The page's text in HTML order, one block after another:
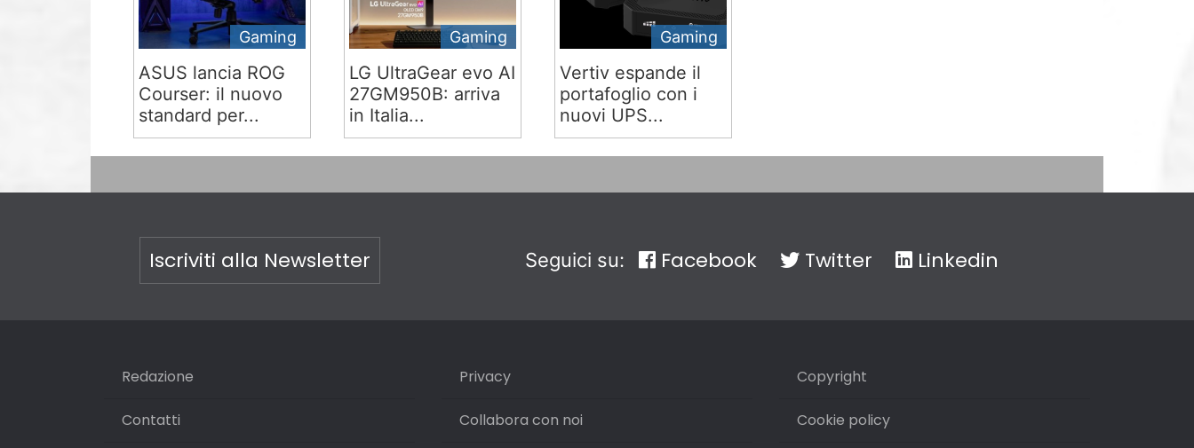
Gaming
ASUS lancia ROG
Courser: il nuovo
standard per...
Gaming
LG UltraGear evo AI
27GM950B: arriva
in Italia...
Gaming
Vertiv espande il
portafoglio con i
nuovi UPS...
Iscriviti alla Newsletter Seguici su: Facebook Twitter Linkedin
Redazione
Contatti
Privacy
Collabora con noi
Copyright
Cookie policy